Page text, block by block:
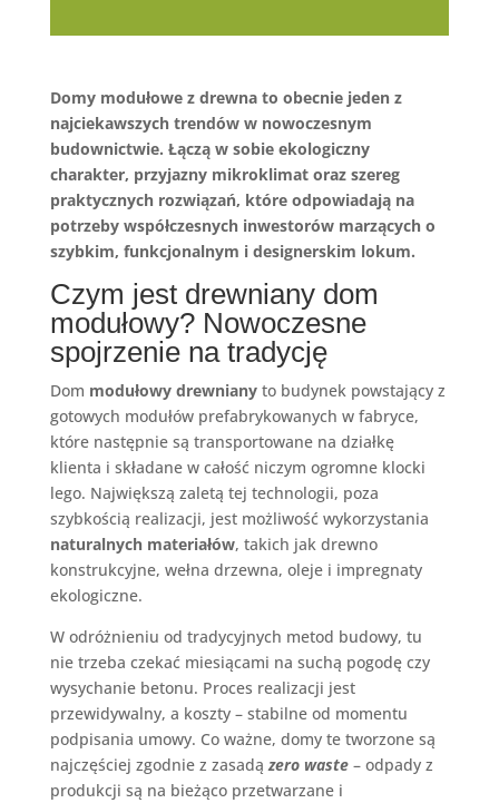
Domy modułowe z drewna to obecnie jeden z
najciekawszych trendów w nowoczesnym
budownictwie. Łączą w sobie ekologiczny
charakter, przyjazny mikroklimat oraz szereg
praktycznych rozwiązań, które odpowiadają na
potrzeby współczesnych inwestorów marzących o
szybkim, funkcjonalnym i designerskim lokum.
Czym jest drewniany dom
modułowy? Nowoczesne
spojrzenie na tradycję
Dom modułowy drewnianyto budynek powstający z
gotowych modułów prefabrykowanych w fabryce,
które następnie są transportowane na działkę
klienta i składane w całość niczym ogromne klocki
lego. Największą zaletą tej technologii, poza
szybkością realizacji, jest możliwość wykorzystania
naturalnych materiałów, takich jak drewno
konstrukcyjne, wełna drzewna, oleje i impregnaty
ekologiczne.
W odróżnieniu od tradycyjnych metod budowy, tu
nie trzeba czekać miesiącami na suchą pogodę czy
wysychanie betonu. Proces realizacji jest
przewidywalny, a koszty – stabilne od momentu
podpisania umowy. Co ważne, domy te tworzone są
najczęściej zgodnie z zasadązero waste– odpady z
produkcji są na bieżąco przetwarzane i